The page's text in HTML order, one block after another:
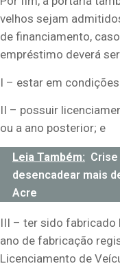
velhos sejam
de financiamento,
empréstimo deverá
I – estar em
II – possuir
ou a ano posterior; e
Leia Também: Crise
desencadear mais
Acre
III – ter sido fabricado
ano de fabricação
Licenciamento de